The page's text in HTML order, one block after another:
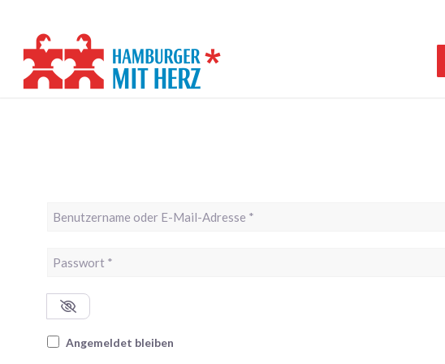
Benutzername oder E-Mail-Adresse
Passwort *
Angemeldet bleiben